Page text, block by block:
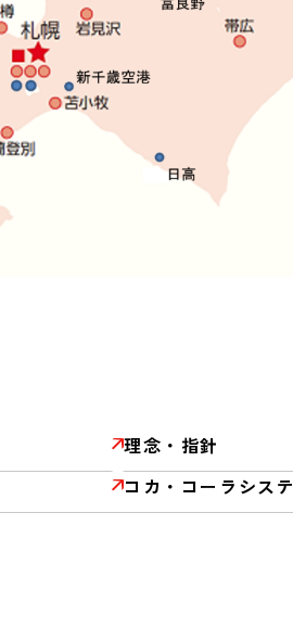
理念・指針
コカ・コーラシス